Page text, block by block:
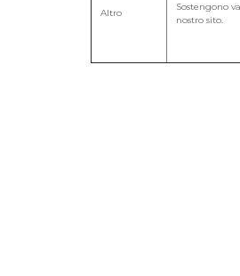
Altro
Sostengono
nostro sito.